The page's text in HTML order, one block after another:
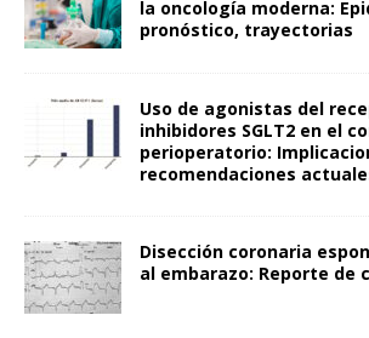
la oncología moderna:
pronóstico, trayectorias
Uso de agonistas del
inhibidores SGLT2 en el
perioperatorio:
recomendaciones
Disección coronaria
al embarazo: Reporte de